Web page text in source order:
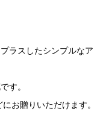
ラスしたシンプルなア
す。
お贈りいただけます。